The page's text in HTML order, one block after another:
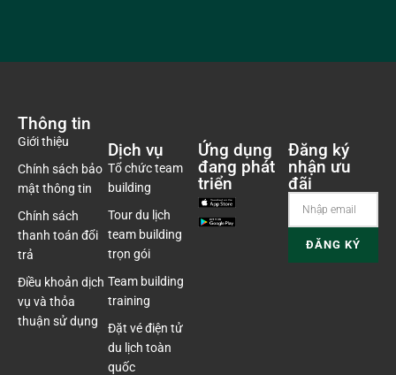
Thông tin
Giới thiệu
Chính sách bảo
mật thông tin
Chính sách
thanh toán đổi
trả
Điều khoản dịch
vụ và thỏa
thuận sử dụng
Dịch vụ
Tổ chức team
building
Tour du lịch
team building
trọn gói
Team building
training
Đặt vé điện tử
du lịch toàn
quốc
Ứng dụng
đang phát
triển
Đăng ký
nhận ưu
đãi